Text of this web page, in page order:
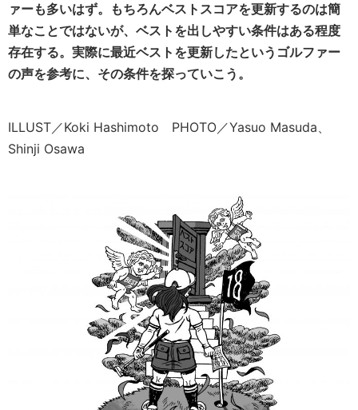
ァーも多いはず。もちろんベストスコアを更新するのは簡
単なことではないが、ベストを出しやすい条件はある程度
存在する。実際に最近ベストを更新したというゴルファー
の声を参考に、その条件を探っていこう。
ILLUST／Koki Hashimoto PHOTO／Yasuo Masuda、
Shinji Osawa